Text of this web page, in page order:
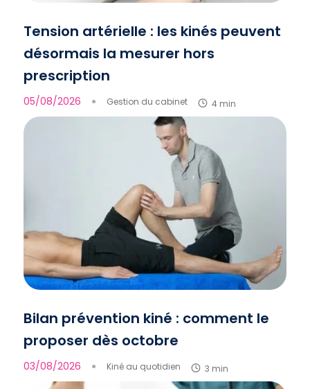
Tension artérielle : les kinés peuvent
désormais la mesurer hors
prescription
05/08/2026 ● Gestion du cabinet 4 min
Bilan prévention kiné : comment le
proposer dès octobre
03/08/2026 ● Kiné au quotidien 3 min